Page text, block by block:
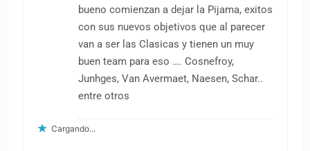
bueno comienzan a dejar la Pijama, exitos
con sus nuevos objetivos que al parecer
van a ser las Clasicas y tienen un muy
buen team para eso …. Cosnefroy,
Junhges, Van Avermaet, Naesen, Schar..
entre otros
Cargando...